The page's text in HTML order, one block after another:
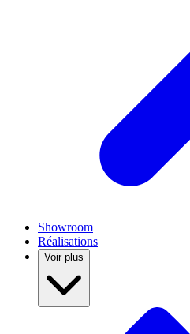
Showroom
Réalisations
Voir plus